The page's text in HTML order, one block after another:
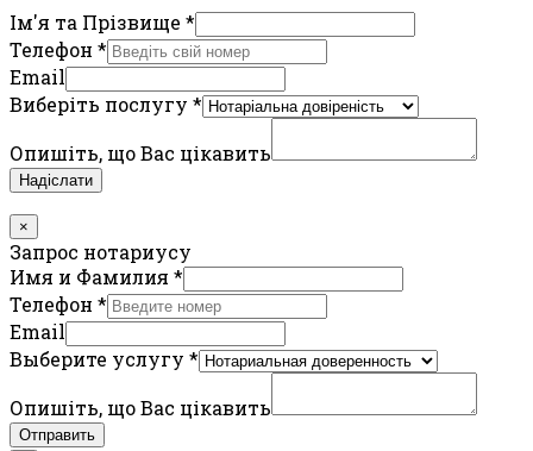
Ім'я та Прізвище *
Телефон *
Email
Виберіть послугу *
Опишіть, що Вас цікавить
Надіслати
×
Запрос нотариусу
Имя и Фамилия *
Телефон *
Email
Выберите услугу *
Опишіть, що Вас цікавить
Отправить